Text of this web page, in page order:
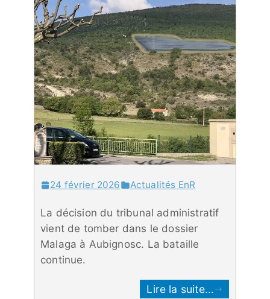
24 février 2026 Actualités EnR
La décision du tribunal administratif
vient de tomber dans le dossier
Malaga à Aubignosc. La bataille
continue.
Lire la suite...